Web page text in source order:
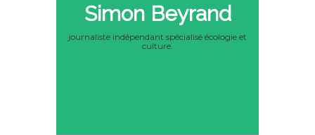
Simon Beyrand
journaliste indépendant spécialisé écologie et
culture.